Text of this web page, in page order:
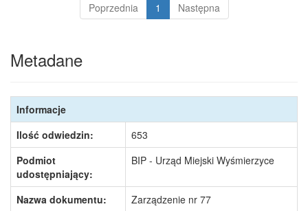
Poprzednia
1 Następna
Metadane
Informacje
Ilość odwiedzin:
653
Podmiot
udostępniający:
BIP - Urząd Miejski Wyśmierzyce
Nazwa dokumentu:
Zarządzenie nr 77